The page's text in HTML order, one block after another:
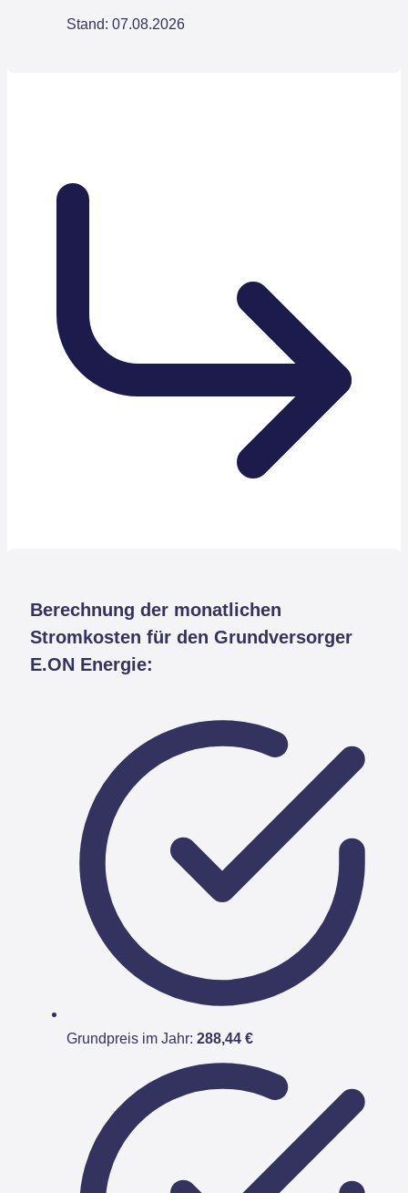
Stand: 07.08.2026
Berechnung der monatlichen
Stromkosten für den Grundversorger
E.ON Energie:
Grundpreis im Jahr: 288,44 €